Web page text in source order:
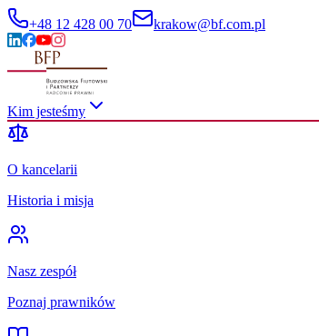
+48 12 428 00 70 krakow@bf.com.pl
Kim jesteśmy
O kancelarii
Historia i misja
Nasz zespół
Poznaj prawników